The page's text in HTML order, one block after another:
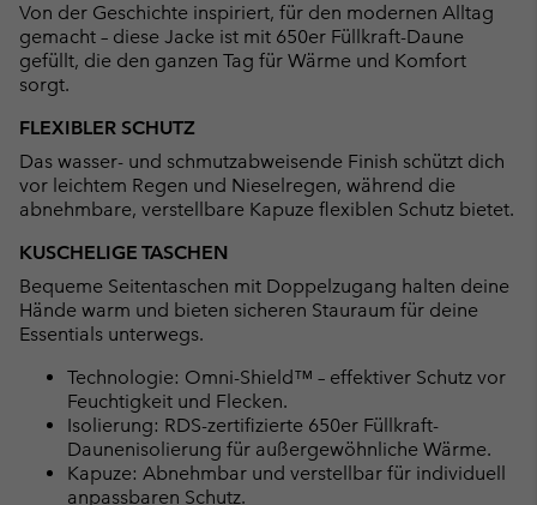
Von der Geschichte inspiriert, für den modernen Alltag
gemacht – diese Jacke ist mit 650er Füllkraft-Daune
gefüllt, die den ganzen Tag für Wärme und Komfort
sorgt.
FLEXIBLER SCHUTZ
Das wasser- und schmutzabweisende Finish schützt dich
vor leichtem Regen und Nieselregen, während die
abnehmbare, verstellbare Kapuze flexiblen Schutz bietet.
KUSCHELIGE TASCHEN
Bequeme Seitentaschen mit Doppelzugang halten deine
Hände warm und bieten sicheren Stauraum für deine
Essentials unterwegs.
Technologie: Omni-Shield™ – effektiver Schutz vor
Feuchtigkeit und Flecken.
Isolierung: RDS-zertifizierte 650er Füllkraft-
Daunenisolierung für außergewöhnliche Wärme.
Kapuze: Abnehmbar und verstellbar für individuell
anpassbaren Schutz.